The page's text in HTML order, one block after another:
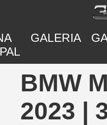
GALERIA
BMW
2023 |